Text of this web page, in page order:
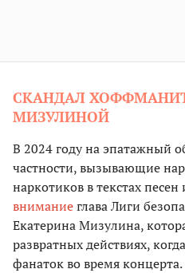
СКАНДАЛ
МИЗУЛИНОЙ
В 2024 году на эпатажный
частности, вызывающие
наркотиков в текстах
вниманиеглава Лиги
Екатерина Мизулина,
развратных действиях,
фанаток во время